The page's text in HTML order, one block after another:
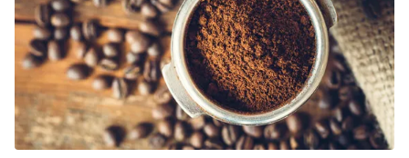
VTV Money VTV Thể thao
VTV Sức khoẻ Bất động sản
Thị trường 24h Tấm lòng Việt